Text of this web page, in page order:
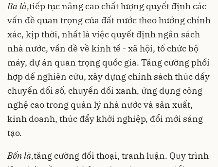
Ba là,tiếp tục nâng cao chất lượng quyết định các
vấn đề quan trọng của đất nước theo hướng chính
xác, kịp thời, nhất là việc quyết định ngân sách
nhà nước, vấn đề về kinh tế - xã hội, tổ chức bộ
máy, dự án quan trọng quốc gia. Tăng cường phối
hợp để nghiên cứu, xây dựng chính sách thúc đẩy
chuyển đổi số, chuyển đổi xanh, ứng dụng công
nghệ cao trong quản lý nhà nước và sản xuất,
kinh doanh, thúc đẩy khởi nghiệp, đổi mới sáng
tạo.
Bốn là,tăng cường đối thoại, tranh luận. Quy trình